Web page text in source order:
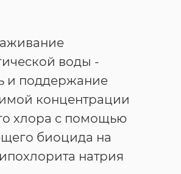
воды -
и поддержание
концентрации
хлора с помощью
биоцида на
натрия